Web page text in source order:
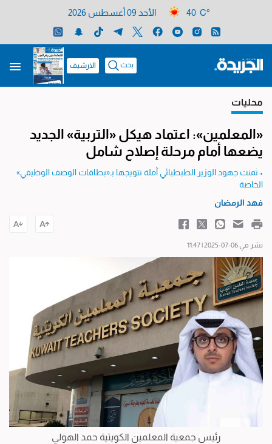
40 C° الأحد 09 أغسطس 2026
بحث الارشيف
محليات
«المعلمين»: اعتماد هيكل «التربية» الجديد
يضعها أمام مرحلة إصلاح شامل
• ثمنت جهود الوزير الطبطبائي آملة تتويجها بـ«بطاقات الوصف الوظيفي»
الخاصة
فهد الرمضان
نشر في 06-07-2025 | 11:47
رئيس جمعية المعلمين الكويتية حمد الهولي